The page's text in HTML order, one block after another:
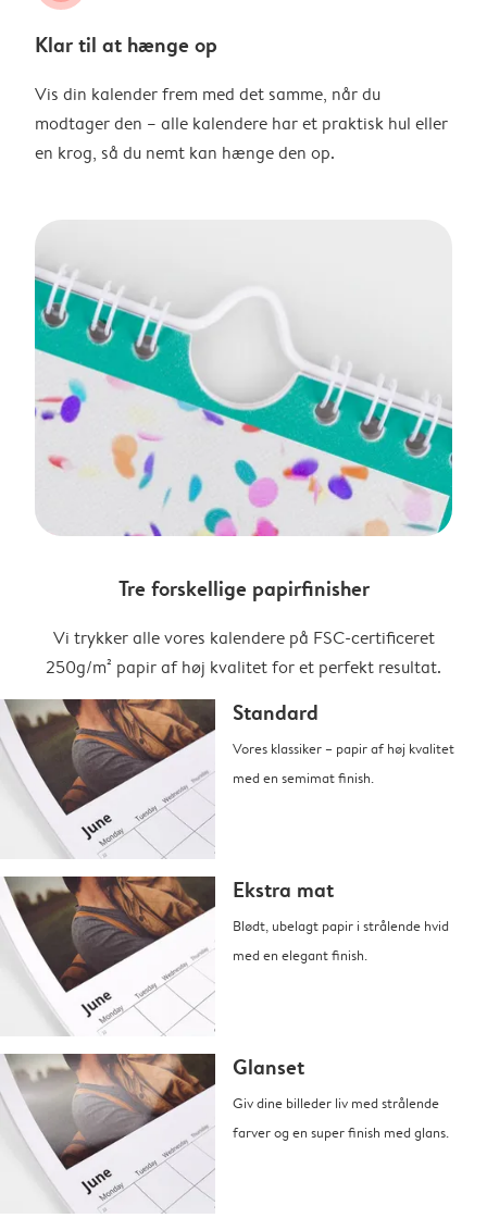
Klar til at hænge op
Vis din kalender frem med det samme, når du
modtager den – alle kalendere har et praktisk hul eller
en krog, så du nemt kan hænge den op.
Tre forskellige papirfinisher
Vi trykker alle vores kalendere på FSC-certificeret
250g/m² papir af høj kvalitet for et perfekt resultat.
Standard
Vores klassiker – papir af høj kvalitet
med en semimat finish.
Ekstra mat
Blødt, ubelagt papir i strålende hvid
med en elegant finish.
Glanset
Giv dine billeder liv med strålende
farver og en super finish med glans.